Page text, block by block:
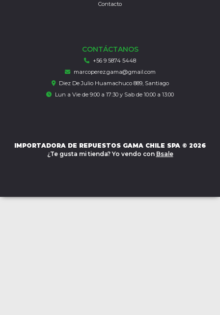
Contacto
CONTÁCTANOS
+56 9 5874 5448
marcoperez.gama@gmail.com
Diez De Julio Huamachuco 889, Santiago
Lun a Vie de 9:00 a 17:30 y Sab de 10:00 a 13:00
IMPORTADORA DE REPUESTOS GAMA CHILE SPA © 2026
¿Te gusta mi tienda? Yo vendo con Bsale